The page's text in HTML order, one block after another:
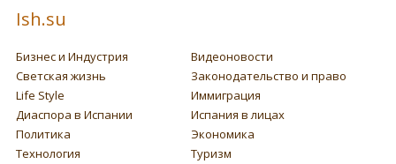
Ish.su
Бизнес и Индустрия
Видеоновости
Светская жизнь
Законодательство и право
Life Style
Иммиграция
Диаспора в Испании
Испания в лицах
Политика
Экономика
Технология
Туризм